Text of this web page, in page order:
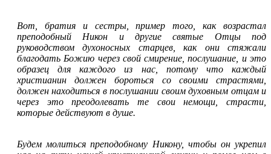
Вот, братия и сестры, пример того, как возрастал
преподобный Никон и другие святые Отцы под
руководством духоносных старцев, как они стяжали
благодать Божию через свой смирение, послушание, и это
образец для каждого из нас, потому что каждый
христианин должен бороться со своими страстями,
должен находиться в послушании своим духовным отцам и
через это преодолевать те свои немощи, страсти,
которые действуют в душе.
Будем молиться преподобному Никону, чтобы он укрепил